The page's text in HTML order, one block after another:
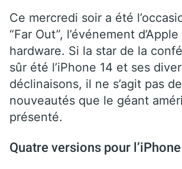
Ce mercredi soir a été
“Far Out”, l’événement
hardware. Si la star de la
sûr été l’iPhone 14 et ses
déclinaisons, il ne s’agit pas
nouveautés que le géant
présenté.
Quatre versions pour